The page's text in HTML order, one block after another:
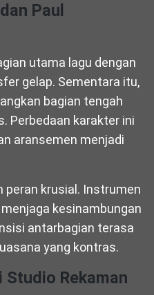
Paul
utama lagu dengan
gelap. Sementara itu,
bagian tengah
Perbedaan karakter ini
aransemen menjadi
peran krusial. Instrumen
kesinambungan
antarbagian terasa
yang kontras.
Studio Rekaman